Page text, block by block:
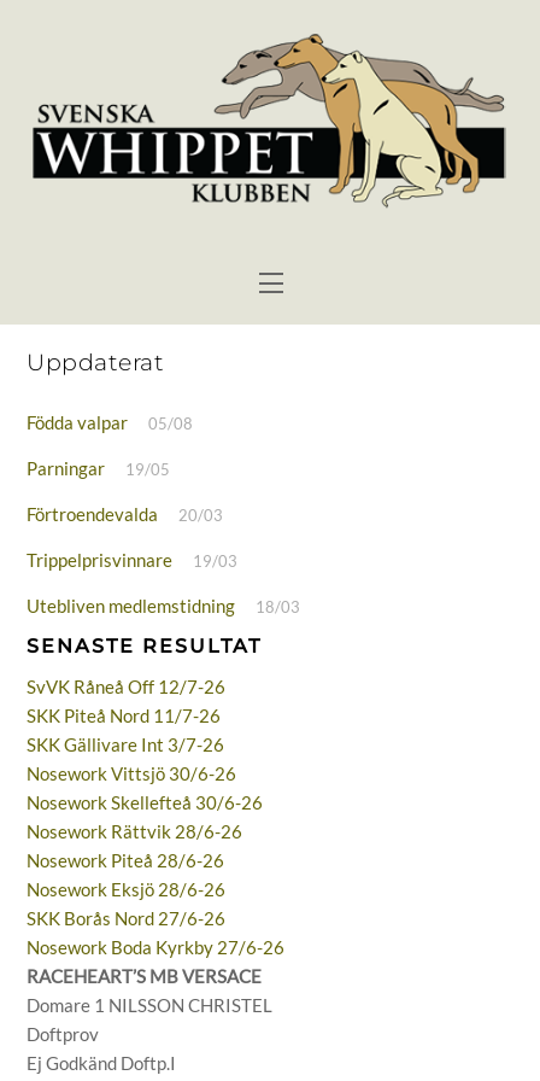
Menu
Uppdaterat
Födda valpar 05/08
Parningar 19/05
Förtroendevalda 20/03
Trippelprisvinnare 19/03
Utebliven medlemstidning 18/03
SENASTE RESULTAT
SvVK Råneå Off 12/7-26
SKK Piteå Nord 11/7-26
SKK Gällivare Int 3/7-26
Nosework Vittsjö 30/6-26
Nosework Skellefteå 30/6-26
Nosework Rättvik 28/6-26
Nosework Piteå 28/6-26
Nosework Eksjö 28/6-26
SKK Borås Nord 27/6-26
Nosework Boda Kyrkby 27/6-26
RACEHEART’S MB VERSACE
Domare 1 NILSSON CHRISTEL
Doftprov
Ej Godkänd Doftp.I